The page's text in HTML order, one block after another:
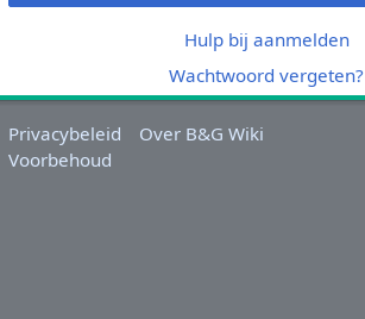
Hulp bij aanmelden
Wachtwoord vergeten?
Privacybeleid
Over B&G Wiki
Voorbehoud